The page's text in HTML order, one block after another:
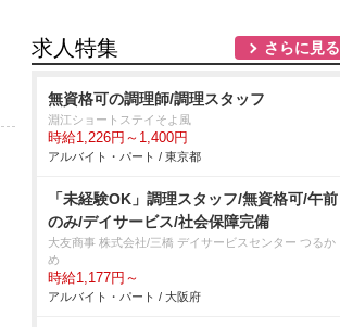
求人特集 さらに見る
無資格可の調理師/調理スタッフ
淵江ショートステイそよ風
時給1,226円～1,400円
アルバイト・パート / 東京都
「未経験OK」調理スタッフ/無資格可/午前
のみ/デイサービス/社会保障完備
大友商事 株式会社/三橋 デイサービスセンター つるか
め
時給1,177円～
アルバイト・パート / 大阪府